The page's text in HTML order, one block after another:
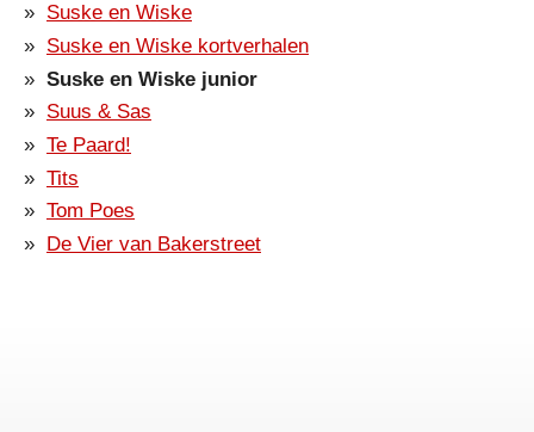
Suske en Wiske
Suske en Wiske kortverhalen
Suske en Wiske junior
Suus & Sas
Te Paard!
Tits
Tom Poes
De Vier van Bakerstreet